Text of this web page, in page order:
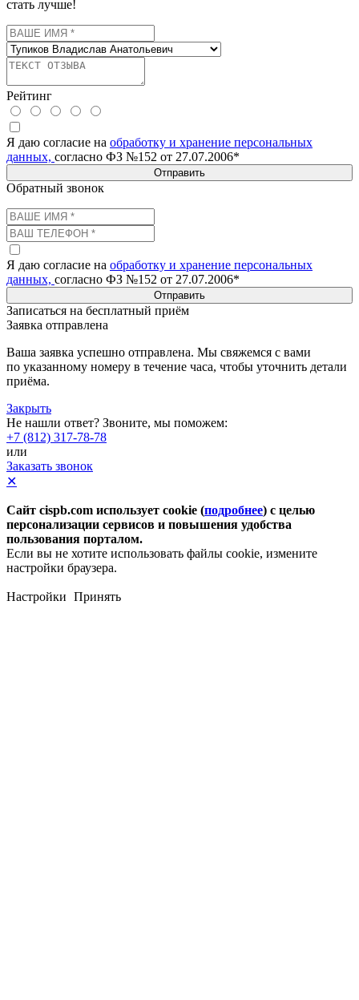
стать лучше!
Рейтинг
Я даю согласие на обработку и хранение персональных
данных, согласно ФЗ №152 от 27.07.2006*
Отправить
Обратный звонок
Я даю согласие на обработку и хранение персональных
данных, согласно ФЗ №152 от 27.07.2006*
Отправить
Записаться на бесплатный приём
Заявка отправлена
Ваша заявка успешно отправлена. Мы свяжемся с вами
по указанному номеру в течение часа, чтобы уточнить детали
приёма.
Закрыть
Не нашли ответ? Звоните, мы поможем:
+7 (812) 317-78-78
или
Заказать звонок
✕
Сайт cispb.com использует cookie (подробнее) с целью
персонализации сервисов и повышения удобства
пользования порталом.
Если вы не хотите использовать файлы cookie, измените
настройки браузера.
Настройки Принять